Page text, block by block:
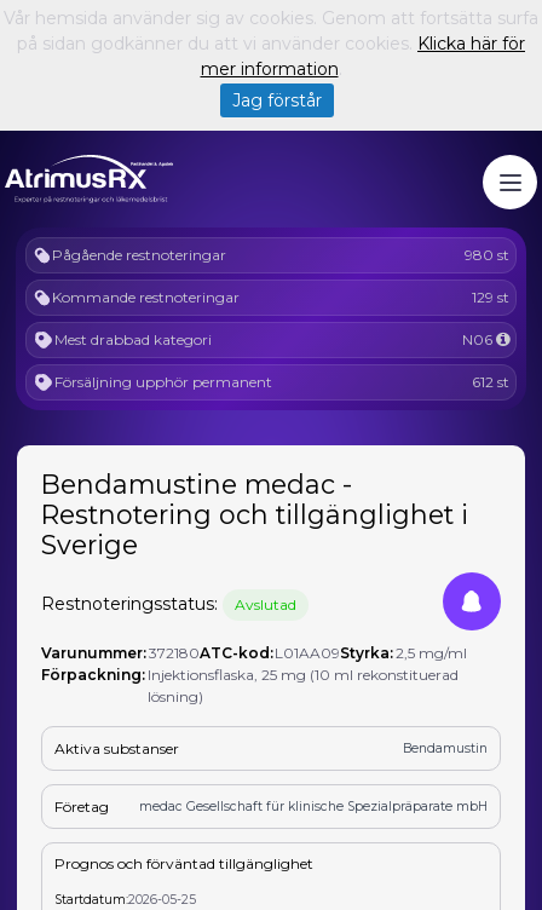
Pågående restnoteringar 980 st
Kommande restnoteringar 129 st
Mest drabbad kategori N06
Försäljning upphör permanent 612 st
Bendamustine medac -
Restnotering och tillgänglighet i
Sverige
Restnoteringsstatus: Avslutad
Varunummer:372180ATC-kod:L01AA09Styrka:2,5 mg/ml
Förpackning: Injektionsflaska, 25 mg (10 ml rekonstituerad
lösning)
Aktiva substanser Bendamustin
Företag medac Gesellschaft für klinische Spezialpräparate mbH
Prognos och förväntad tillgänglighet
Startdatum:2026-05-25
Vår hemsida använder sig av cookies. Genom att fortsätta surfa
på sidan godkänner du att vi använder cookies. Klicka här för
mer information.
Jag förstår